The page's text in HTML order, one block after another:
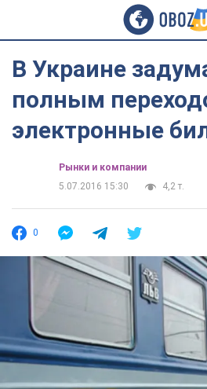
В Украине
полным
электронные
Рынки и компании
5.07.2016 15:30
4,2 т.
0